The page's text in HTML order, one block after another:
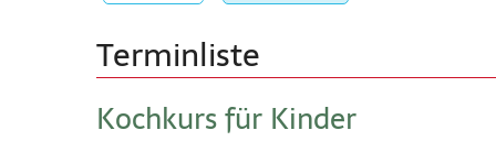
Terminliste
Kochkurs für Kinder